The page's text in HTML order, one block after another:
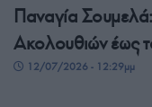
Παναγία
Ακολουθιών έως
12/07/2026 - 12:29μμ